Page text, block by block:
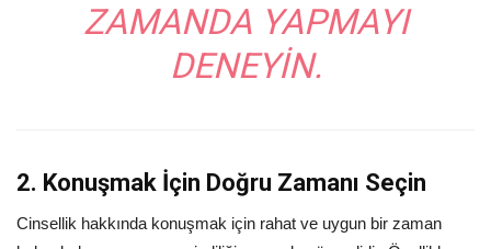
ZAMANDA YAPMAYI
DENEYIN.
2. Konuşmak İçin Doğru Zamanı Seçin
Cinsellik hakkında konuşmak için rahat ve uygun bir zaman